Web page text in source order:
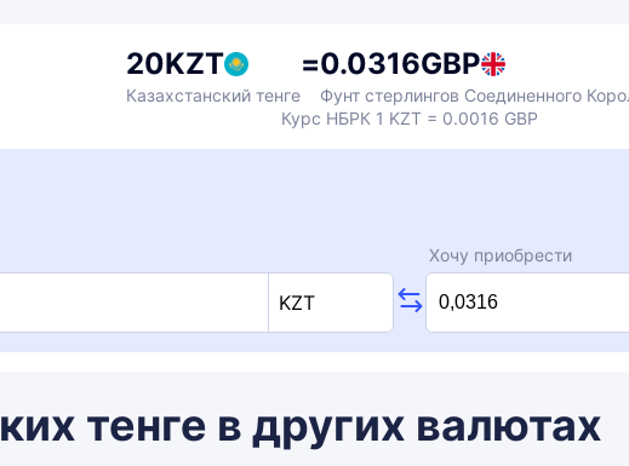
20KZT
Казахстанский тенге
=0.0316GBP
Фунт стерлингов Соединенного
Курс НБРК 1 KZT = 0.0016 GBP
KZT
Хочу приобрести
тенге в других валютах